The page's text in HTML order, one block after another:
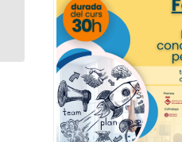
CONVERTEIX LA TEVA IDEA EN
UNA STARTUP